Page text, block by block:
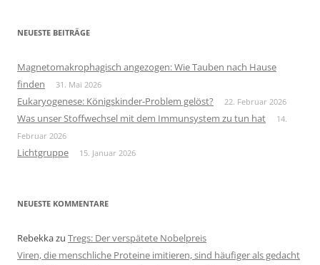
NEUESTE BEITRÄGE
Magnetomakrophagisch angezogen: Wie Tauben nach Hause
finden
31. Mai 2026
Eukaryogenese: Königskinder-Problem gelöst? 22. Februar 2026
Was unser Stoffwechsel mit dem Immunsystem zu tun hat
14.
Februar 2026
Lichtgruppe 15. Januar 2026
NEUESTE KOMMENTARE
Rebekkazu Tregs: Der verspätete Nobelpreis
Viren, die menschliche Proteine imitieren, sind häufiger als gedacht